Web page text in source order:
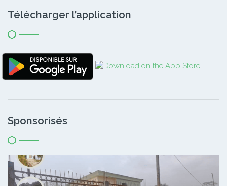
Télécharger l’application
Sponsorisés